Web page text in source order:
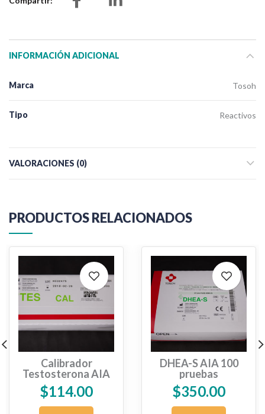
INFORMACIÓN ADICIONAL
Marca Tosoh
Tipo Reactivos
VALORACIONES (0)
PRODUCTOS RELACIONADOS
Calibrador
Testosterona AIA
$114.00
DHEA-S AIA 100
pruebas
$350.00